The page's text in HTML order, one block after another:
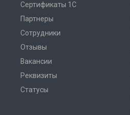
Сертификаты 1С
Партнеры
Сотрудники
Отзывы
Вакансии
Реквизиты
Статусы